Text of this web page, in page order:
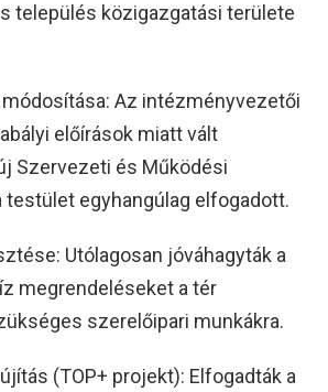
település közigazgatási területe
Az intézményvezetői
előírások miatt vált
Szervezeti és Működési
testület egyhangúlag elfogadott.
Utólagosan jóváhagyták a
megrendeléseket a tér
szerelőipari munkákra.
(TOP+ projekt): Elfogadták a